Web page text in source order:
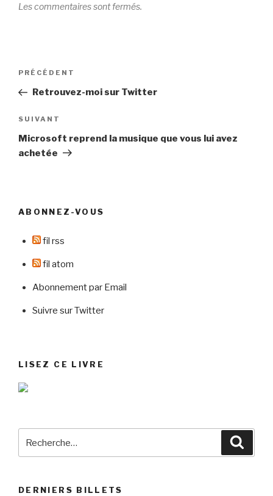
Les commentaires sont fermés.
Navigation
l’article
Article
précédent
PRÉCÉDENT
Retrouvez-moi sur Twitter
Article
suivant
SUIVANT
Microsoft reprend la musique que vous lui avez
achetée
ABONNEZ-VOUS
fil rss
fil atom
Abonnement par Email
Suivre sur Twitter
LISEZ CE LIVRE
pour
DERNIERS BILLETS